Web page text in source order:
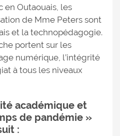
en Outaouais, les
de Mme Peters sont
et la technopédagogie.
portent sur les
numérique, l’intégrité
à tous les niveaux
académique et
de pandémie »
: